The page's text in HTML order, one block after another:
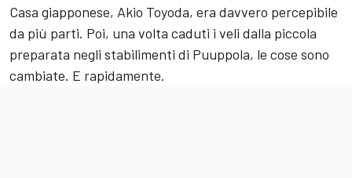
Casa giapponese, Akio Toyoda, era davvero percepibile
da più parti. Poi, una volta caduti i veli dalla piccola
preparata negli stabilimenti di Puuppola, le cose sono
cambiate. E rapidamente.